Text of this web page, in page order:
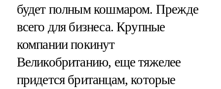
будет полным кошмаром. Прежде
всего для бизнеса. Крупные
компании покинут
Великобританию, еще тяжелее
придется британцам, которые